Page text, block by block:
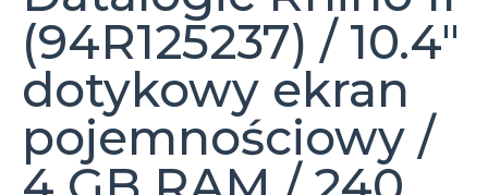
(94R125237) / 10.4″
dotykowy ekran
pojemnościowy /